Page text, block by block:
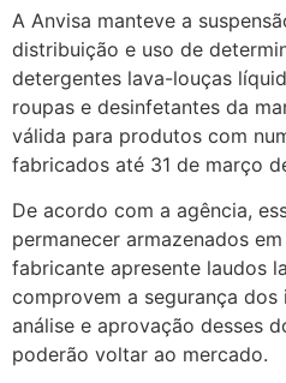
A Anvisa manteve a
distribuição e uso de
detergentes lava-louças
roupas e desinfetantes da
válida para produtos com
fabricados até 31 de março
De acordo com a agência,
permanecer armazenados
fabricante apresente laudos
comprovem a segurança dos
análise e aprovação desses
poderão voltar ao mercado.